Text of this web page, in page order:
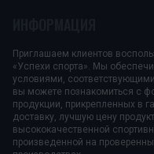
Приглашаем клиентов
«Успехи спорта». Мы
условиями,
вы можете познакомиться с
продукции, прикрепленных в
доставку, лучшую цену
высококачественной
произведенной на